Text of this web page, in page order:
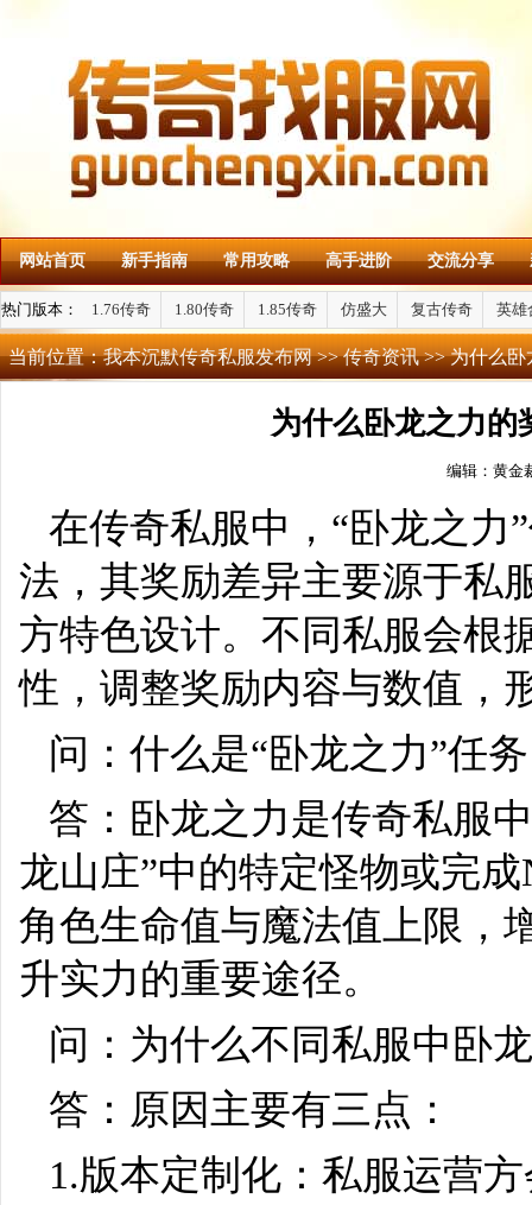
网站首页 新手指南 常用攻略 高手进阶 交流分享
热门版本： 1.76传奇 1.80传奇 1.85传奇 仿盛大 复古传奇 英雄
当前位置：我本沉默传奇私服发布网>>传奇资讯>> 为什么卧
为什么卧龙之力的
编辑：黄金
在传奇私服中，“卧龙之力
法，其奖励差异主要源于私
方特色设计。不同私服会根
性，调整奖励内容与数值，
问：什么是“卧龙之力”任
答：卧龙之力是传奇私服
龙山庄”中的特定怪物或完
角色生命值与魔法值上限，
升实力的重要途径。
问：为什么不同私服中卧
答：原因主要有三点：
1.版本定制化：私服运营